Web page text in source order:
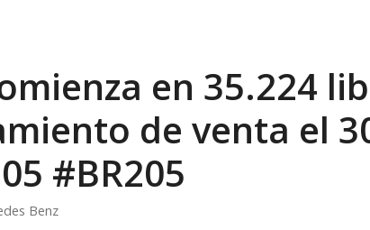
en 35.224
de venta el
#BR205
Benz